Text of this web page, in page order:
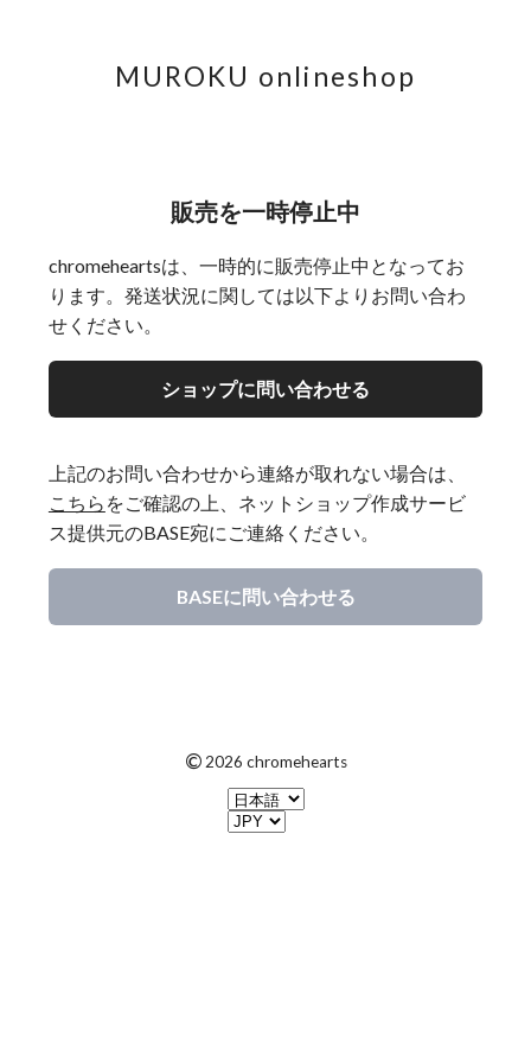
MUROKU onlineshop
販売を一時停止中
chromeheartsは、一時的に販売停止中となってお
ります。発送状況に関しては以下よりお問い合わ
せください。
ショップに問い合わせる
上記のお問い合わせから連絡が取れない場合は、
こちら をご確認の上、ネットショップ作成サービ
ス提供元のBASE宛にご連絡ください。
BASEに問い合わせる
© 2026 chromehearts